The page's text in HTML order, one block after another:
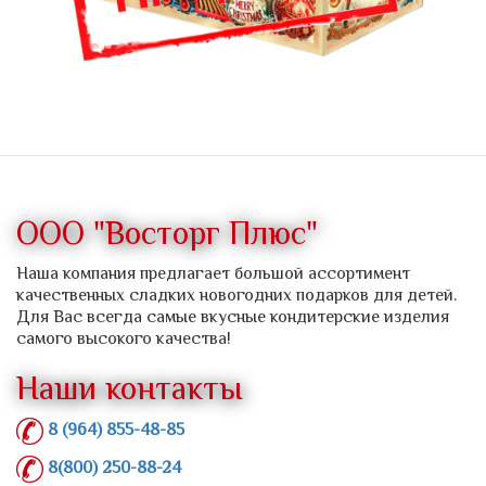
ООО "Восторг Плюс"
Наша компания предлагает большой ассортимент
качественных сладких новогодних подарков для детей.
Для Вас всегда самые вкусные кондитерские изделия
самого высокого качества!
Наши контакты
8 (964) 855-48-85
8(800) 250-88-24